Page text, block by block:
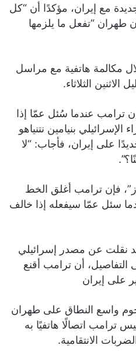
مع إيران، مؤكدًا أن “كل
طهران “تفعل ما يلزمها
مكالمة هاتفية مع مراسل
الثلاثاء.
ترامب عندما سُئل عمّا إذا
بنيامين نتنياهو
على إيران، فأجاب: “لا
فإن ترامب أغلق الخط
سئل عمّا سيفعله إذا خالف
نقلت عن مصدر إسرائيلي
أن ترامب أقنع
على إيران
واسع النطاق على طهران
ترامب اتصالًا هاتفيًا به
الانتقامية.